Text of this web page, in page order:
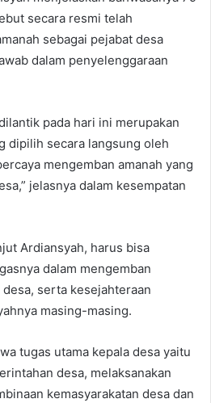
secara resmi telah
sebagai pejabat desa
dalam penyelenggaraan
pada hari ini merupakan
dipilih secara langsung oleh
mengemban amanah yang
jelasnya dalam kesempatan
Ardiansyah, harus bisa
dalam mengemban
serta kesejahteraan
masing-masing.
tugas utama kepala desa yaitu
desa, melaksanakan
kemasyarakatan desa dan